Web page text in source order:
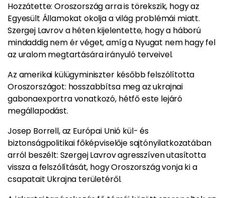
Hozzátette: Oroszország arra is törekszik, hogy az
Egyesült Államokat okolja a világ problémái miatt.
Szergej Lavrov a héten kijelentette, hogy a háború
mindaddig nem ér véget, amíg a Nyugat nem hagy fel
az uralom megtartására irányuló terveivel.
Az amerikai külügyminiszter később felszólította
Oroszországot: hosszabbítsa meg az ukrajnai
gabonaexportra vonatkozó, hétfő este lejáró
megállapodást.
Josep Borrell, az Európai Unió kül- és
biztonságpolitikai főképviselője sajtónyilatkozatában
arról beszélt: Szergej Lavrov agresszíven utasította
vissza a felszólítását, hogy Oroszország vonja ki a
csapatait Ukrajna területéről.